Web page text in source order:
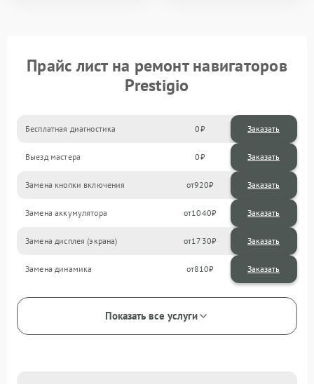
Прайс лист на ремонт навигаторов
Prestigio
Бесплатная диагностика 0 Заказать
Выезд мастера 0 Заказать
Замена кнопки включения 920
Замена аккумулятора 1040
Замена дисплея (экрана) 1730
Замена динамика 810
Показать все услуги